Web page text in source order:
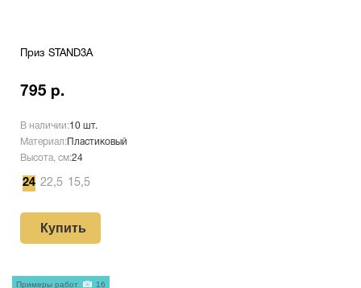
Приз STAND3A
795 р.
В наличии:10 шт.
Материал: Пластиковый
Высота, см:24
24 22,5 15,5
Купить
Примеры работ 16